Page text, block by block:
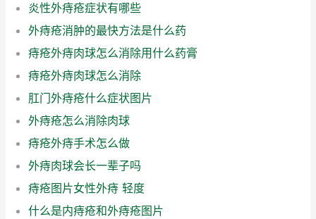
炎性外痔疮症状有哪些
外痔疮消肿的最快方法是什么药
痔疮外痔肉球怎么消除用什么药膏
痔疮外痔肉球怎么消除
肛门外痔疮什么症状图片
外痔疮怎么消除肉球
痔疮外痔手术怎么做
外痔肉球会长一辈子吗
痔疮图片女性外痔 轻度
什么是内痔疮和外痔疮图片